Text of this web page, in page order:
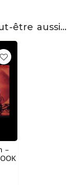
être aussi…
–